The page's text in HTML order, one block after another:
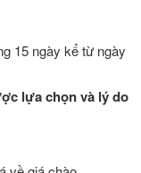
15 ngày kể từ ngày
lựa chọn và lý do